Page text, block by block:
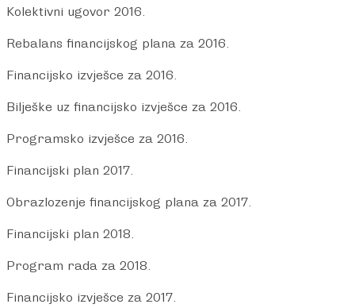
Kolektivni ugovor 2016.
Rebalans financijskog plana za 2016.
Financijsko izvješce za 2016.
Bilješke uz financijsko izvješce za 2016.
Programsko izvješce za 2016.
Financijski plan 2017.
Obrazlozenje financijskog plana za 2017.
Financijski plan 2018.
Program rada za 2018.
Financijsko izvješce za 2017.